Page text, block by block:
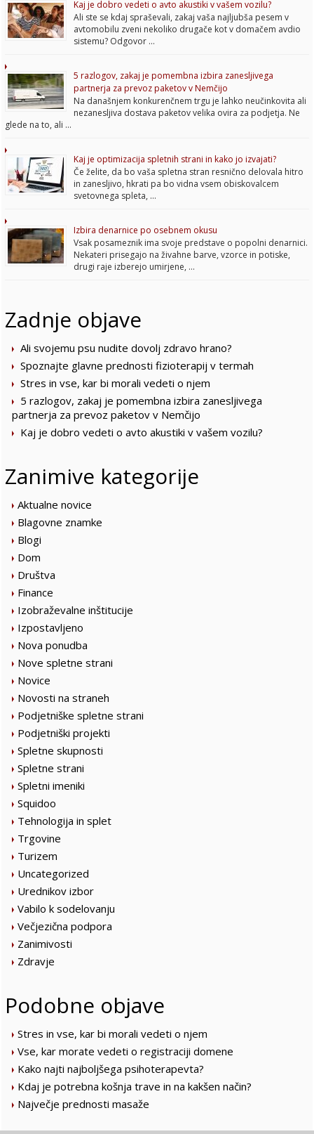
Kaj je dobro vedeti o avto akustiki v vašem vozilu?
Ali ste se kdaj spraševali, zakaj vaša najljubša pesem v
avtomobilu zveni nekoliko drugače kot v domačem avdio
sistemu? Odgovor …
5 razlogov, zakaj je pomembna izbira zanesljivega
partnerja za prevoz paketov v Nemčijo
Na današnjem konkurenčnem trgu je lahko neučinkovita ali
nezanesljiva dostava paketov velika ovira za podjetja. Ne
glede na to, ali …
Kaj je optimizacija spletnih strani in kako jo izvajati?
Če želite, da bo vaša spletna stran resnično delovala hitro
in zanesljivo, hkrati pa bo vidna vsem obiskovalcem
svetovnega spleta, …
Izbira denarnice po osebnem okusu
Vsak posameznik ima svoje predstave o popolni denarnici.
Nekateri prisegajo na živahne barve, vzorce in potiske,
drugi raje izberejo umirjene, …
Zadnje objave
Ali svojemu psu nudite dovolj zdravo hrano?
Spoznajte glavne prednosti fizioterapij v termah
Stres in vse, kar bi morali vedeti o njem
5 razlogov, zakaj je pomembna izbira zanesljivega
partnerja za prevoz paketov v Nemčijo
Kaj je dobro vedeti o avto akustiki v vašem vozilu?
Zanimive kategorije
Aktualne novice
Blagovne znamke
Blogi
Dom
Društva
Finance
Izobraževalne inštitucije
Izpostavljeno
Nova ponudba
Nove spletne strani
Novice
Novosti na straneh
Podjetniške spletne strani
Podjetniški projekti
Spletne skupnosti
Spletne strani
Spletni imeniki
Squidoo
Tehnologija in splet
Trgovine
Turizem
Uncategorized
Urednikov izbor
Vabilo k sodelovanju
Večjezična podpora
Zanimivosti
Zdravje
Podobne objave
Stres in vse, kar bi morali vedeti o njem
Vse, kar morate vedeti o registraciji domene
Kako najti najboljšega psihoterapevta?
Kdaj je potrebna košnja trave in na kakšen način?
Največje prednosti masaže